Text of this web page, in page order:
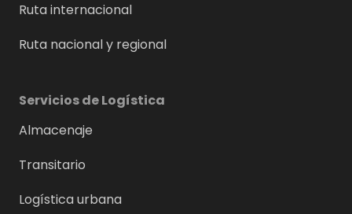
Ruta internacional
Ruta nacional y regional
Servicios de Logística
Almacenaje
Transitario
Logística urbana